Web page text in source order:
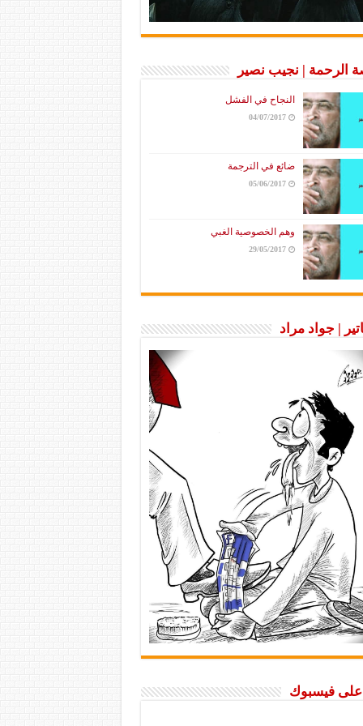
الرحمة | نجيب نصير
النجاح في الفشل
04/07/2017
ضائع في الترجمة
05/06/2017
وهم الخصوصية الغبي
29/05/2017
| جواد مراد
على فيسبوك